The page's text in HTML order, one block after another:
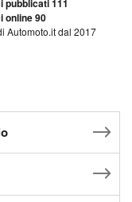
pubblicati 111
online 90
Automoto.it dal 2017